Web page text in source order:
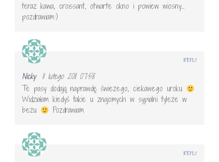
teraz kawa, croissant, otwarte okno i powiew wiosny…
pozdrawiam:)
Nicky
11 lutego 2011 07:58
Te pasy dodają naprawdę świeżego, ciekawego uroku
Widziałam kiedyś takie u znajomych w sypialni tyleże w
beżu
Pozdrawiam
REPLY
REPLY